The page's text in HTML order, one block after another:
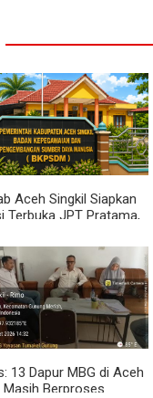
Aceh Singkil Siapkan
Terbuka JPT Pratama,
13 Dapur MBG di Aceh
Masih Berproses